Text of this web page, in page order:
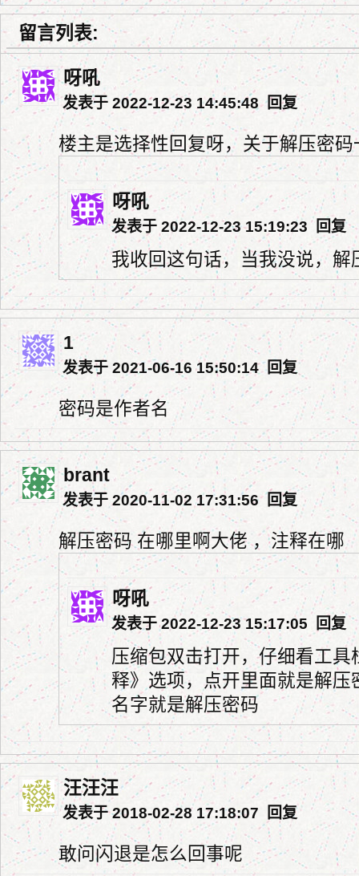
留言列表:
呀吼
发表于 2022-12-23 14:45:48回复
楼主是选择性回复呀，关于解压密
呀吼
发表于 2022-12-23 15:19:23 回复
我收回这句话，当我没说，解
1
发表于 2021-06-16 15:50:14回复
密码是作者名
brant
发表于 2020-11-02 17:31:56 回复
解压密码 在哪里啊大佬 ，注释在哪
呀吼
发表于 2022-12-23 15:17:05 回复
压缩包双击打开，仔细看工具
释》选项，点开里面就是解压
名字就是解压密码
汪汪汪
发表于 2018-02-28 17:18:07 回复
敢问闪退是怎么回事呢